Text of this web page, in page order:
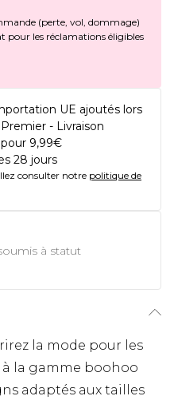
(perte, vol, dommage)
pour les réclamations éligibles
UE ajoutés lors
- Livraison
9,99€
28 jours
consulter notre politique de
à statut
la mode pour les
la gamme boohoo
adaptés aux tailles